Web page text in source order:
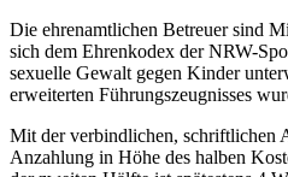
Die ehrenamtlichen Betreuer sind
sich dem Ehrenkodex der NRW-
sexuelle Gewalt gegen Kinder
erweiterten Führungszeugnisses
Mit der verbindlichen, schriftlichen
Anzahlung in Höhe des halben